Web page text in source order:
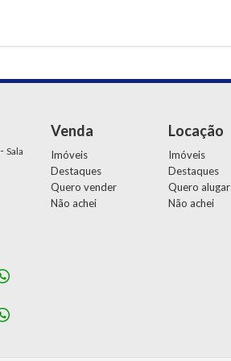
- Sala
Venda
Imóveis
Destaques
Quero vender
Não achei
Locação
Imóveis
Destaques
Quero alugar
Não achei